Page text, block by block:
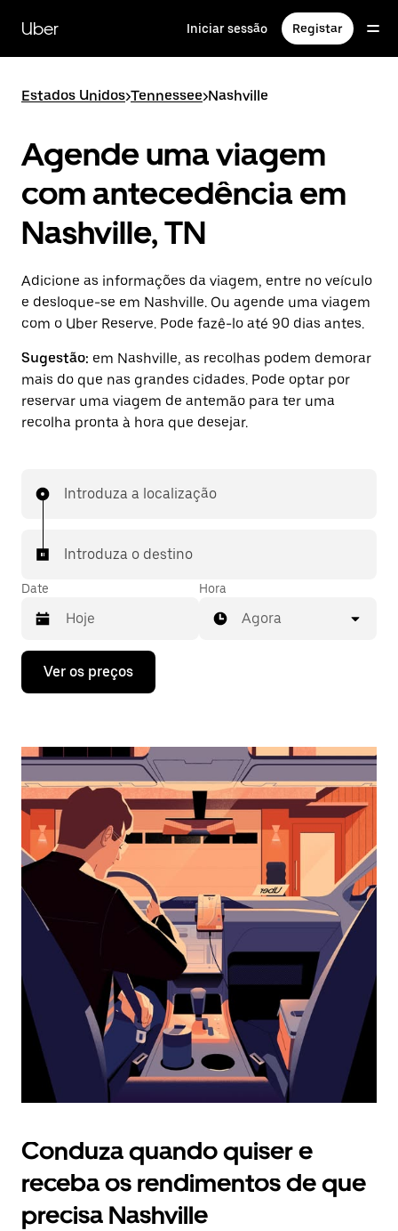
para
conteúdo
Uber Iniciar sessão Registar
Estados Unidos>Tennessee>Nashville
Agende uma viagem
com antecedência em
Nashville, TN
Adicione as informações da viagem, entre no veículo
e desloque-se em Nashville. Ou agende uma viagem
com o Uber Reserve. Pode fazê-lo até 90 dias antes.
Sugestão: em Nashville, as recolhas podem demorar
mais do que nas grandes cidades. Pode optar por
reservar uma viagem de antemão para ter uma
recolha pronta à hora que desejar.
Introduza a localização
Introduza o destino
Date
Prima
tecla
interagir
o
calendário
selecionar
uma
data.
Prima
o
botão
o
calendário.
Hora
Agora
Ver os preços
Conduza quando quiser e
receba os rendimentos de que
precisa Nashville